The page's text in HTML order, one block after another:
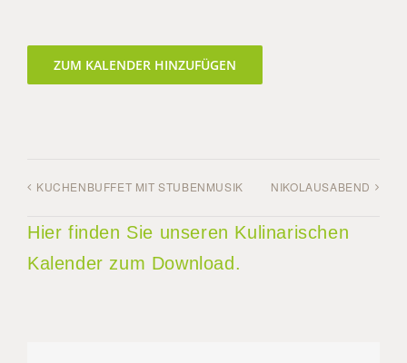
ZUM KALENDER HINZUFÜGEN
KUCHENBUFFET MIT STUBENMUSIK NIKOLAUSABEND
Hier finden Sie unseren Kulinarischen
Kalender zum Download.